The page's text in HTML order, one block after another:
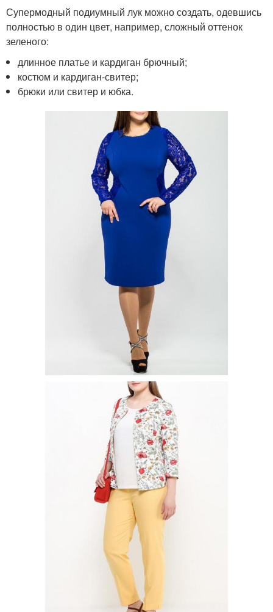
Супермодный подиумный лук можно создать, одевшись
полностью в один цвет, например, сложный оттенок
зеленого:
длинное платье и кардиган брючный;
костюм и кардиган-свитер;
брюки или свитер и юбка.